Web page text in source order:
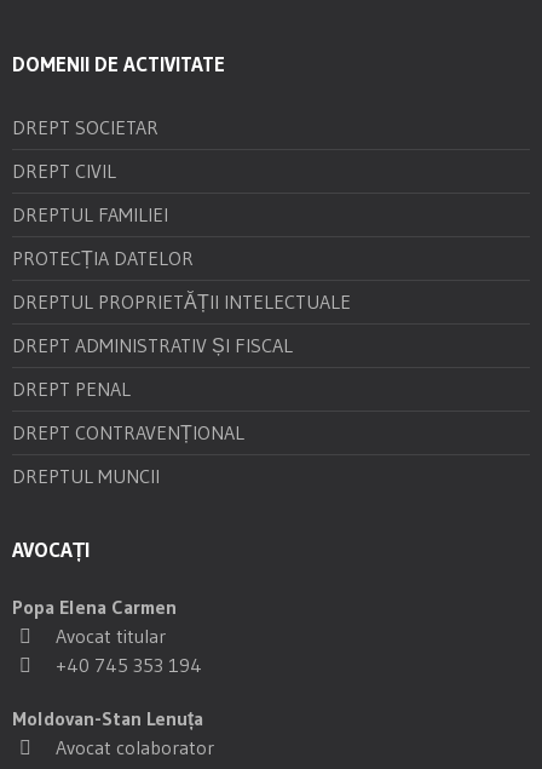
DOMENII DE ACTIVITATE
DREPT SOCIETAR
DREPT CIVIL
DREPTUL FAMILIEI
PROTECȚIA DATELOR
DREPTUL PROPRIETĂȚII INTELECTUALE
DREPT ADMINISTRATIV ȘI FISCAL
DREPT PENAL
DREPT CONTRAVENȚIONAL
DREPTUL MUNCII
AVOCAȚI
Popa Elena Carmen
Avocat titular
+40 745 353 194
Moldovan-Stan Lenuța
Avocat colaborator